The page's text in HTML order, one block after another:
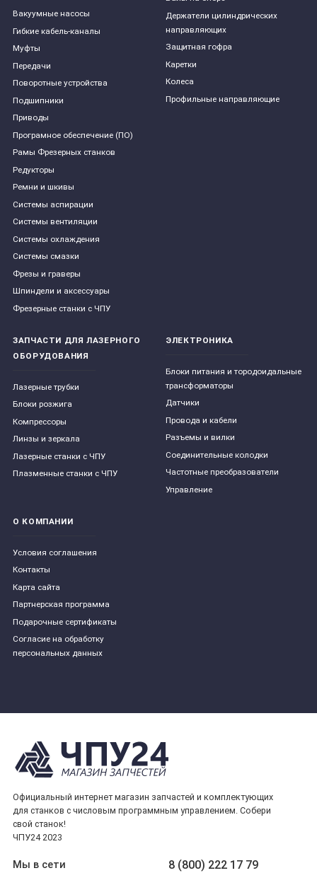
Вакуумные насосы
Гибкие кабель-каналы
Муфты
Передачи
Поворотные устройства
Подшипники
Приводы
Програмное обеспечение (ПО)
Рамы Фрезерных станков
Редукторы
Ремни и шкивы
Системы аспирации
Системы вентиляции
Системы охлаждения
Системы смазки
Фрезы и граверы
Шпиндели и аксессуары
Фрезерные станки с ЧПУ
Держатели цилиндрических
направляющих
Защитная гофра
Каретки
Колеса
Профильные направляющие
ЗАПЧАСТИ ДЛЯ ЛАЗЕРНОГО
ОБОРУДОВАНИЯ
Лазерные трубки
Блоки розжига
Компрессоры
Линзы и зеркала
Лазерные станки с ЧПУ
Плазменные станки с ЧПУ
ЭЛЕКТРОНИКА
Блоки питания и тородоидальные
трансформаторы
Датчики
Провода и кабели
Разъемы и вилки
Соединительные колодки
Частотные преобразователи
Управление
О КОМПАНИИ
Условия соглашения
Контакты
Карта сайта
Партнерская программа
Подарочные сертификаты
Согласие на обработку
персональных данных
Официальный интернет магазин запчастей и комплектующих
для станков с числовым программным управлением. Собери
свой станок!
ЧПУ24 2023
8 (800) 222 17 79
Мы в сети